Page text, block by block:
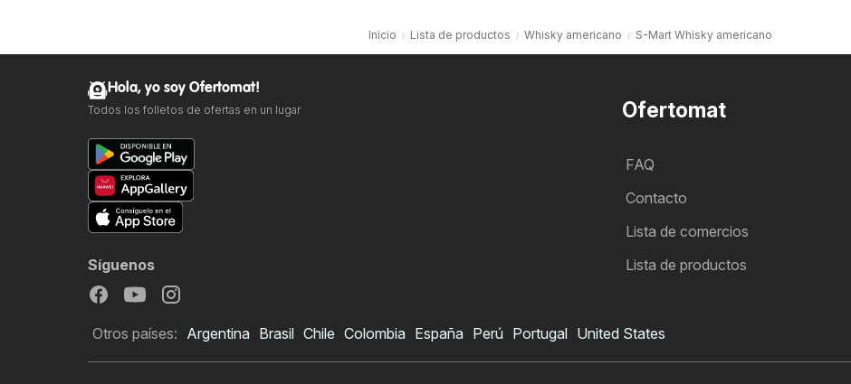
Inicio Lista de productos Whisky americano S-Mart Whisky americano
Ofertomat
FAQ
Contacto
Lista de comercios
Lista de productos
Hola, yo soy Ofertomat!
Todos los folletos de ofertas en un lugar
Síguenos
Otros países: Argentina Brasil Chile Colombia España Perú Portugal United States